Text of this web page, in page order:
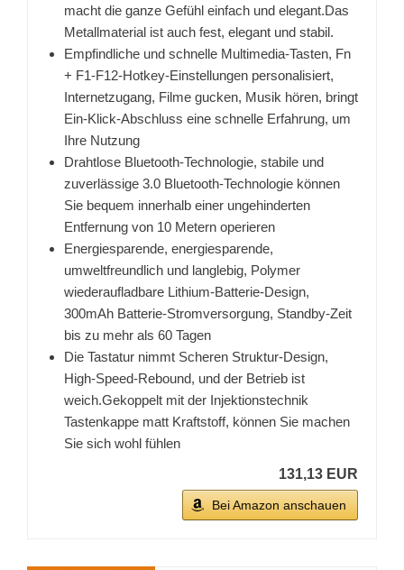
macht die ganze Gefühl einfach und elegant.Das
Metallmaterial ist auch fest, elegant und stabil.
Empfindliche und schnelle Multimedia-Tasten, Fn
+ F1-F12-Hotkey-Einstellungen personalisiert,
Internetzugang, Filme gucken, Musik hören, bringt
Ein-Klick-Abschluss eine schnelle Erfahrung, um
Ihre Nutzung
Drahtlose Bluetooth-Technologie, stabile und
zuverlässige 3.0 Bluetooth-Technologie können
Sie bequem innerhalb einer ungehinderten
Entfernung von 10 Metern operieren
Energiesparende, energiesparende,
umweltfreundlich und langlebig, Polymer
wiederaufladbare Lithium-Batterie-Design,
300mAh Batterie-Stromversorgung, Standby-Zeit
bis zu mehr als 60 Tagen
Die Tastatur nimmt Scheren Struktur-Design,
High-Speed-Rebound, und der Betrieb ist
weich.Gekoppelt mit der Injektionstechnik
Tastenkappe matt Kraftstoff, können Sie machen
Sie sich wohl fühlen
131,13 EUR
Bei Amazon anschauen